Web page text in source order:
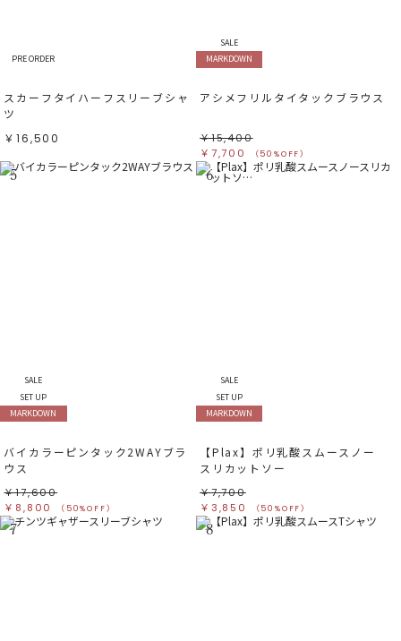
PRE ORDER
スカーフタイハーフスリーブシャ
ツ
￥16,500
SALE
MARKDOWN
アシメフリルタイタックブラウス
￥15,400
￥7,700
（50%OFF）
5
SALE
SET UP
MARKDOWN
バイカラーピンタック2WAYブラ
ウス
￥17,600
￥8,800
（50%OFF）
6
SALE
SET UP
MARKDOWN
【Plax】ポリ乳酸スムースノー
スリカットソー
￥7,700
￥3,850
（50%OFF）
7 8